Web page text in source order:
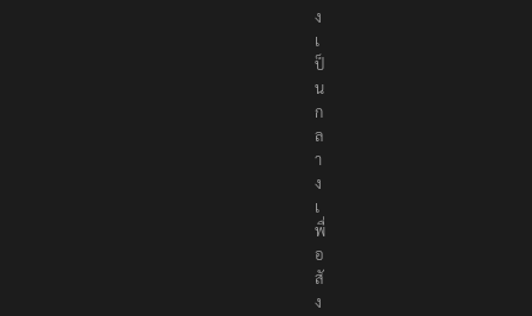
ต้
อ
ง
เ
ป็
น
ก
ล
า
ง
เ
พื่
อ